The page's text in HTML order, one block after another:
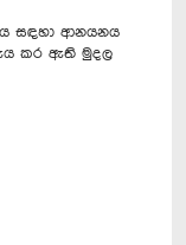
සඳහා ආනයනය
කර ඇති මුදල